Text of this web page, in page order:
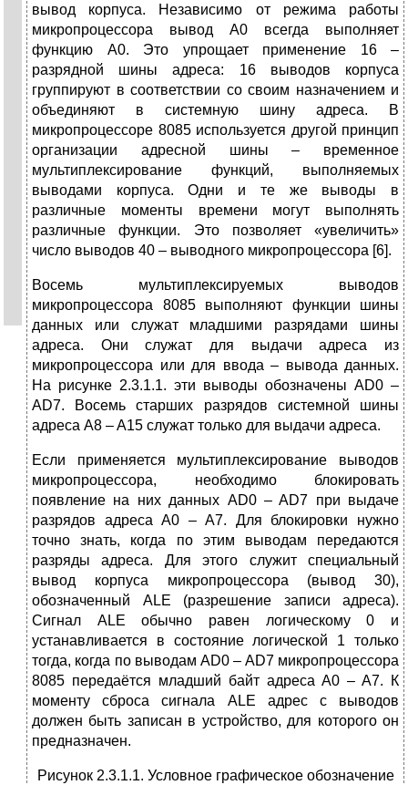
вывод корпуса. Независимо от режима работы
микропроцессора вывод A0 всегда выполняет
функцию A0. Это упрощает применение 16 –
разрядной шины адреса: 16 выводов корпуса
группируют в соответствии со своим назначением и
объединяют в системную шину адреса. В
микропроцессоре 8085 используется другой принцип
организации адресной шины – временное
мультиплексирование функций, выполняемых
выводами корпуса. Одни и те же выводы в
различные моменты времени могут выполнять
различные функции. Это позволяет «увеличить»
число выводов 40 – выводного микропроцессора [6].
Восемь мультиплексируемых выводов
микропроцессора 8085 выполняют функции шины
данных или служат младшими разрядами шины
адреса. Они служат для выдачи адреса из
микропроцессора или для ввода – вывода данных.
На рисунке 2.3.1.1. эти выводы обозначены AD0 –
AD7. Восемь старших разрядов системной шины
адреса A8 – A15 служат только для выдачи адреса.
Если применяется мультиплексирование выводов
микропроцессора, необходимо блокировать
появление на них данных AD0 – AD7 при выдаче
разрядов адреса A0 – A7. Для блокировки нужно
точно знать, когда по этим выводам передаются
разряды адреса. Для этого служит специальный
вывод корпуса микропроцессора (вывод 30),
обозначенный ALE (разрешение записи адреса).
Сигнал ALE обычно равен логическому 0 и
устанавливается в состояние логической 1 только
тогда, когда по выводам AD0 – AD7 микропроцессора
8085 передаётся младший байт адреса A0 – A7. К
моменту сброса сигнала ALE адрес с выводов
должен быть записан в устройство, для которого он
предназначен.
Рисунок 2.3.1.1. Условное графическое обозначение